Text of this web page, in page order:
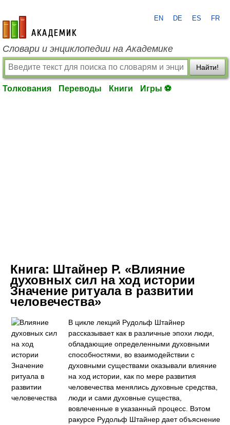
academic.ru
EN DE ES FR
Словари и энциклопедии на Академике
Найти!
Толкования Переводы Книги Игры ⚽
Книга: Штайнер Р. «Влияние
духовных сил на ход истории
Значение ритуала в развитии
человечества»
В цикле лекций Рудольф Штайнер
рассказывает как в различные эпохи люди,
обладающие определенными духовными
способностями, во взаимодействии с
духовными существами оказывали влияние
на ход истории, как по мере развития
человечества менялись духовные средства,
люди и сами духовные существа,
вовлеченные в указанный процесс. Вэтом
ракурсе Рудольф Штайнер дает объяснение